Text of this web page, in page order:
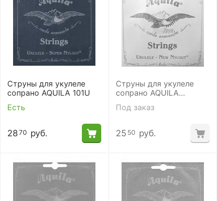
Струны для укулеле
сопрано AQUILA 101U
Есть
2870 руб.
Струны для укулеле
сопрано AQUILA
Под заказ
25 50 руб.